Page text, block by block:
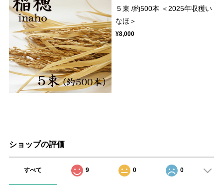
５束 /約500本 ＜2025年収穫い
なほ＞
¥8,000
ショップの評価
すべて 9 0 0